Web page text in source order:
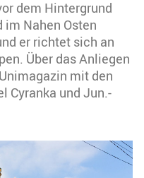
dem Hintergrund
im Nahen Osten
er richtet sich an
Über das Anliegen
mit den
Cyranka und Jun.-